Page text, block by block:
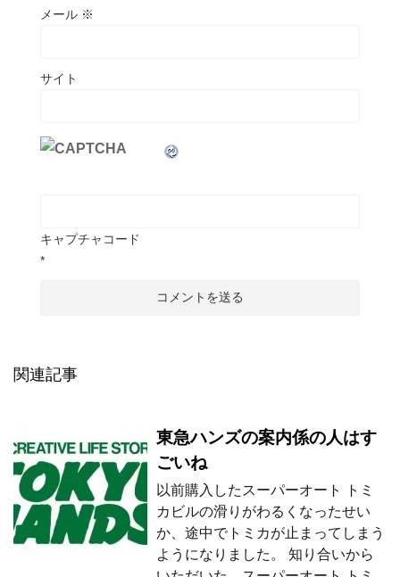
メール ※
サイト
キャプチャコード
*
関連記事
東急ハンズの案内係の人はす
ごいね
以前購入したスーパーオート トミ
カビルの滑りがわるくなったせい
か、途中でトミカが止まってしまう
ようになりました。 知り合いから